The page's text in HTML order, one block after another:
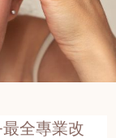
全專業改